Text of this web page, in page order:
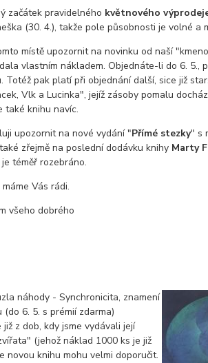
začátek pravidelného květnového
(30. 4.), takže pole působnosti je volné a
místě upozornit na novinku od naší
vlastním nákladem. Objednáte-li do 6. 5.,
Totéž pak platí při objednání další, sice již
Vlk a Lucinka", jejíž zásoby pomalu
také knihu navíc.
upozornit na nové vydání "Přímé stezky" s
zřejmě na poslední dodávku knihy Marty
téměř rozebráno.
Vás rádi.
všeho dobrého
náhody - Synchronicita, znamení
6. 5. s prémií zdarma)
z dob, kdy jsme vydávali její
(jehož náklad 1000 ks je již
novou knihu mohu velmi doporučit.